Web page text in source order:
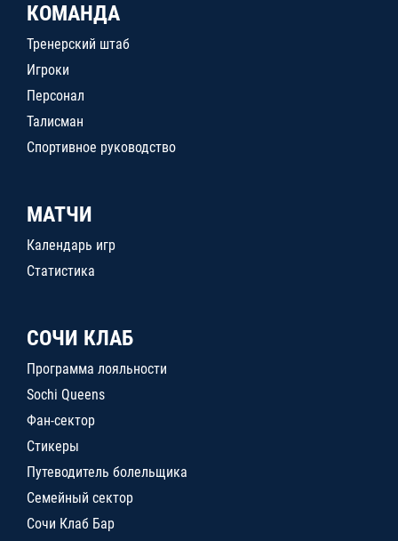
КОМАНДА
Тренерский штаб
Игроки
Персонал
Талисман
Спортивное руководство
МАТЧИ
Календарь игр
Статистика
СОЧИ КЛАБ
Программа лояльности
Sochi Queens
Фан-сектор
Стикеры
Путеводитель болельщика
Семейный сектор
Сочи Клаб Бар